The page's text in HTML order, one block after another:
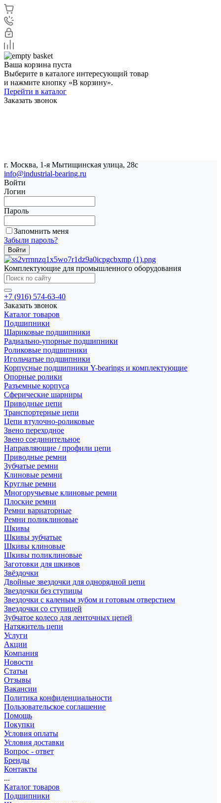
Ваша корзина пуста
Выберите в каталоге интересующий товар
и нажмите кнопку «В корзину».
Перейти в каталог
Заказать звонок
г. Москва, 1-я Мытищинская улица, 28с
info@industrial-bearing.ru
Войти
Логин
Пароль
Запомнить меня
Забыли пароль?
Комплектующие для промышленного оборудования
+7 (916) 574-63-40
Заказать звонок
Каталог товаров
Подшипники
Шариковые подшипники
Радиально-упорные подшипники
Роликовые подшипники
Игольчатые подшипники
Корпусные подшипники Y-bearings и комплектующие
Опорные ролики
Разъемные корпуса
Сферические шарниры
Приводные цепи
Транспортерные цепи
Цепи втулочно-роликовые
Звено переходное
Звено соединительное
Направляющие / профили цепи
Приводные ремни
Зубчатые ремни
Клиновые ремни
Круглые ремни
Многоручьевые клиновые ремни
Плоские ремни
Ремни вариаторные
Ремни поликлиновые
Шкивы
Шкивы зубчатые
Шкивы клиновые
Шкивы поликлиновые
Заготовки для шкивов
Звёздочки
Двойные звездочки для однорядной цепи
Звездочки без ступицы
Звездочки с каленым зубом и готовым отверстием
Звездочки со ступицей
Зубчатое колесо для ленточных цепей
Натяжитель цепи
Услуги
Акции
Компания
Новости
Статьи
Отзывы
Вакансии
Политика конфиденциальности
Пользовательское соглашение
Помощь
Покупки
Условия оплаты
Условия доставки
Вопрос - ответ
Бренды
Контакты
...
Каталог товаров
Подшипники